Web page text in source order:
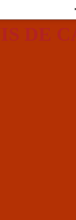
DE